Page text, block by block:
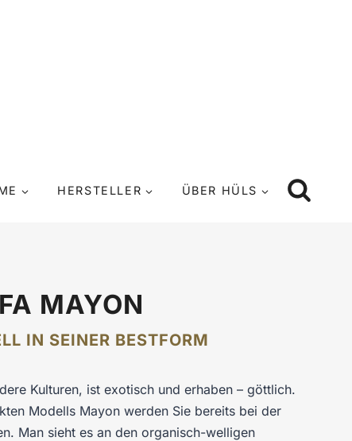
HERSTELLER ÜBER HÜLS
MAYON
IN SEINER BESTFORM
Kulturen, ist exotisch und erhaben – göttlich.
Modells Mayon werden Sie bereits bei der
Man sieht es an den organisch-welligen